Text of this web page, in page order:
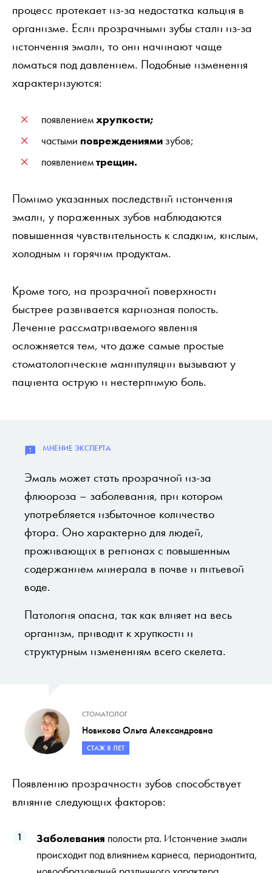
процесс протекает из-за недостатка кальция в
организме. Если прозрачными зубы стали из-за
истончения эмали, то они начинают чаще
ломаться под давлением. Подобные изменения
характеризуются:
появлениемхрупкости;
частыми повреждениями зубов;
появлениемтрещин.
Помимо указанных последствий истончения
эмали, у пораженных зубов наблюдаются
повышенная чувствительность к сладким, кислым,
холодным и горячим продуктам.
Кроме того, на прозрачной поверхности
быстрее развивается кариозная полость.
Лечение рассматриваемого явления
осложняется тем, что даже самые простые
стоматологические манипуляции вызывают у
пациента острую и нестерпимую боль.
Эмаль может стать прозрачной из-за
флюороза – заболевания, при котором
употребляется избыточное количество
фтора. Оно характерно для людей,
проживающих в регионах с повышенным
содержанием минерала в почве и питьевой
воде.
Патология опасна, так как влияет на весь
организм, приводит к хрупкости и
структурным изменениям всего скелета.
СТОМАТОЛОГ
Новикова Ольга Александровна
СТАЖ 8 ЛЕТ
Появлению прозрачности зубов способствует
влияние следующих факторов:
Заболевания полости рта. Истончение эмали
происходит под влиянием кариеса, периодонтита,